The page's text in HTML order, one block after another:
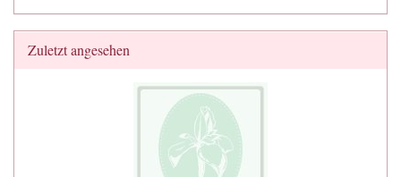
Zuletzt angesehen